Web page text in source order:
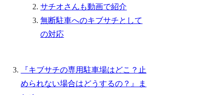
サチオさんも動画で紹介
無断駐車へのキブサチとして
の対応
『キブサチの専用駐車場はどこ？止
められない場合はどうするの？』ま